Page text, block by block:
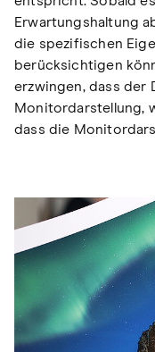
Erwartungshaltung
die spezifischen
berücksichtigen
erzwingen, dass der
Monitordarstellung,
dass die